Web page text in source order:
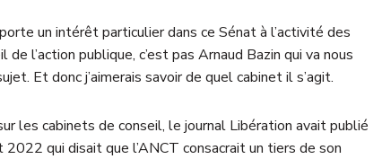
un intérêt particulier dans ce Sénat à l’activité des
de l’action publique, c’est pas Arnaud Bazin qui va nous
Et donc j’aimerais savoir de quel cabinet il s’agit.
les cabinets de conseil, le journal Libération avait publié
qui disait que l’ANCT consacrait un tiers de son